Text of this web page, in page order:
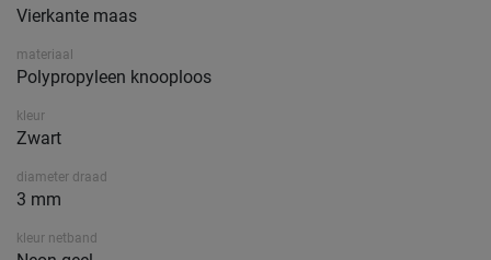
Vierkante maas
materiaal
Polypropyleen knooploos
kleur
Zwart
diameter draad
3 mm
kleur netband